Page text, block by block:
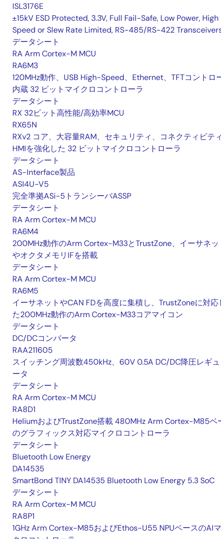
ISL3176E
±15kV ESD Protected, 3.3V, Full Fail-Safe, Low Power, High
Speed or Slew Rate Limited, RS-485/RS-422
データシート
RA Arm Cortex-M MCU
RA6M3
120MHz動作、USB High-Speed、Ethernet、TFTコントロ
内蔵 32 ビットマイクロコントローラ
データシート
RX 32ビット高性能/高効率MCU
RX65N
RXv2 コア、大容量RAM、セキュリティ、コネクティビテ
HMIを強化した 32 ビットマイクロコントローラ
データシート
AS-Interface製品
ASI4U-V5
完全準拠ASi-5トランシーバASSP
データシート
RA Arm Cortex-M MCU
RA6M4
200MHz動作のArm Cortex-M33とTrustZone、イーサネッ
やオクタメモリIFを搭載
データシート
RA Arm Cortex-M MCU
RA6M5
イーサネットやCAN FDを高度に集積し、TrustZoneに対応
た200MHz動作のArm Cortex-M33コアマイコン
データシート
DC/DCコンバータ
RAA211605
スイッチング周波数450kHz、60V 0.5A DC/DC降圧レギ
ータ
データシート
RA Arm Cortex-M MCU
RA8D1
HeliumおよびTrustZone搭載 480MHz Arm Cortex-M85ベ
のグラフィックス対応マイクロコントローラ
データシート
Bluetooth Low Energy
DA14535
SmartBond TINY DA14535 Bluetooth Low Energy 5.3 SoC
データシート
RA Arm Cortex-M MCU
RA8P1
1GHz Arm Cortex-M85およびEthos-U55 NPUベースのAI